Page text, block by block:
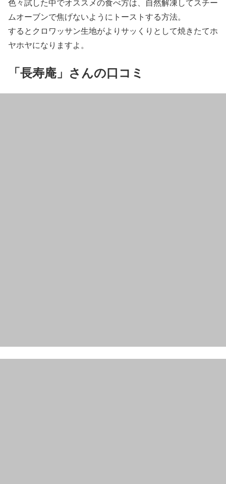
色々試した中でオススメの食べ方は、自然解凍してスチー
ムオーブンで焦げないようにトーストする方法。
するとクロワッサン生地がよりサッくりとして焼きたてホ
ヤホヤになりますよ。
「長寿庵」さんの口コミ